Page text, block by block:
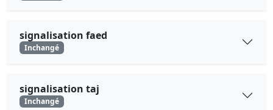
signalisation faed
Inchangé
signalisation taj
Inchangé